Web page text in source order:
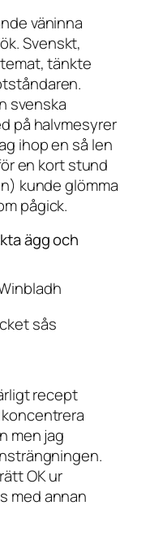
väninna
Svenskt,
tänkte
svenska
på halvmesyrer
ihop en så len
en kort stund
kunde glömma
pågick.
ägg och
sås
recept
men jag
OK ur
med annan